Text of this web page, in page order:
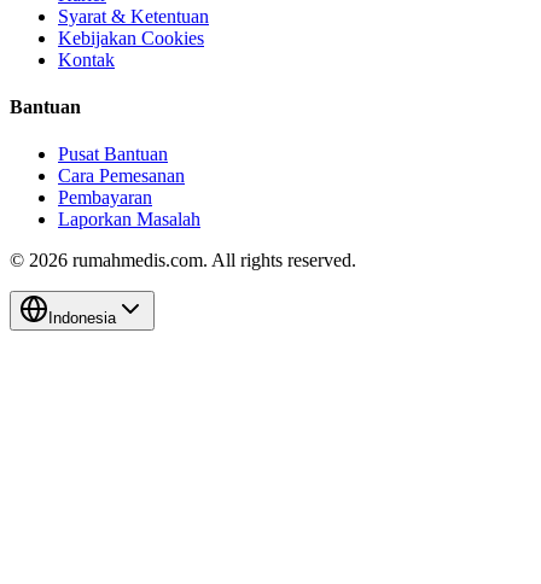
Syarat & Ketentuan
Kebijakan Cookies
Kontak
Bantuan
Pusat Bantuan
Cara Pemesanan
Pembayaran
Laporkan Masalah
© 2026 rumahmedis.com. All rights reserved.
Indonesia